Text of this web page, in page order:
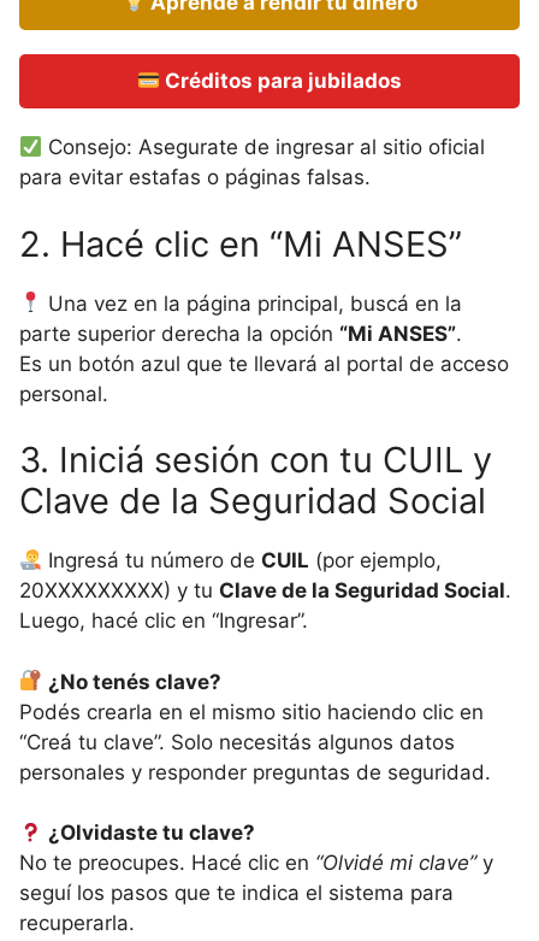
Créditos para jubilados
Consejo: Asegurate de ingresar al sitio oficial
para evitar estafas o páginas falsas.
2. Hacé clic en “Mi ANSES”
Una vez en la página principal, buscá en la
parte superior derecha la opción “Mi ANSES”.
Es un botón azul que te llevará al portal de acceso
personal.
3. Iniciá sesión con tu CUIL y
Clave de la Seguridad Social
Ingresá tu número de CUIL (por ejemplo,
20XXXXXXXXX) y tu Clave de la Seguridad Social.
Luego, hacé clic en “Ingresar”.
¿No tenés clave?
Podés crearla en el mismo sitio haciendo clic en
“Creá tu clave”. Solo necesitás algunos datos
personales y responder preguntas de seguridad.
¿Olvidaste tu clave?
No te preocupes. Hacé clic en “Olvidé mi clave”y
seguí los pasos que te indica el sistema para
recuperarla.